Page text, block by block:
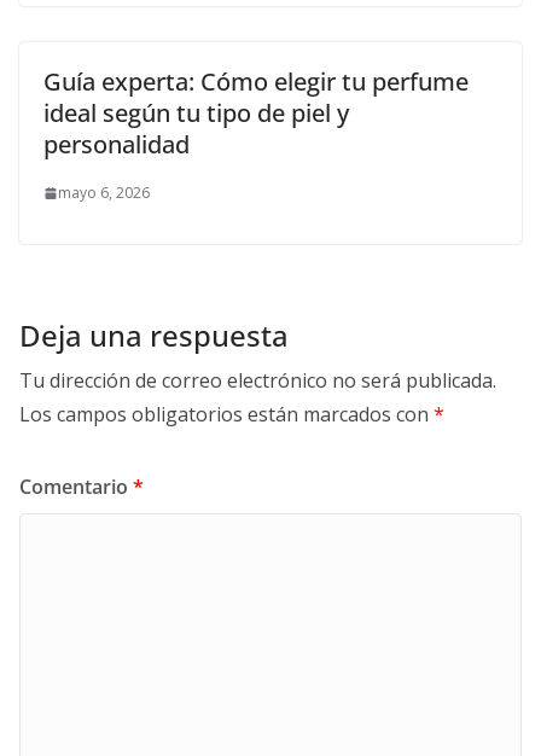
Guía experta: Cómo elegir tu perfume
ideal según tu tipo de piel y
personalidad
mayo 6, 2026
Deja una respuesta
Tu dirección de correo electrónico no será publicada.
Los campos obligatorios están marcados con *
Comentario *